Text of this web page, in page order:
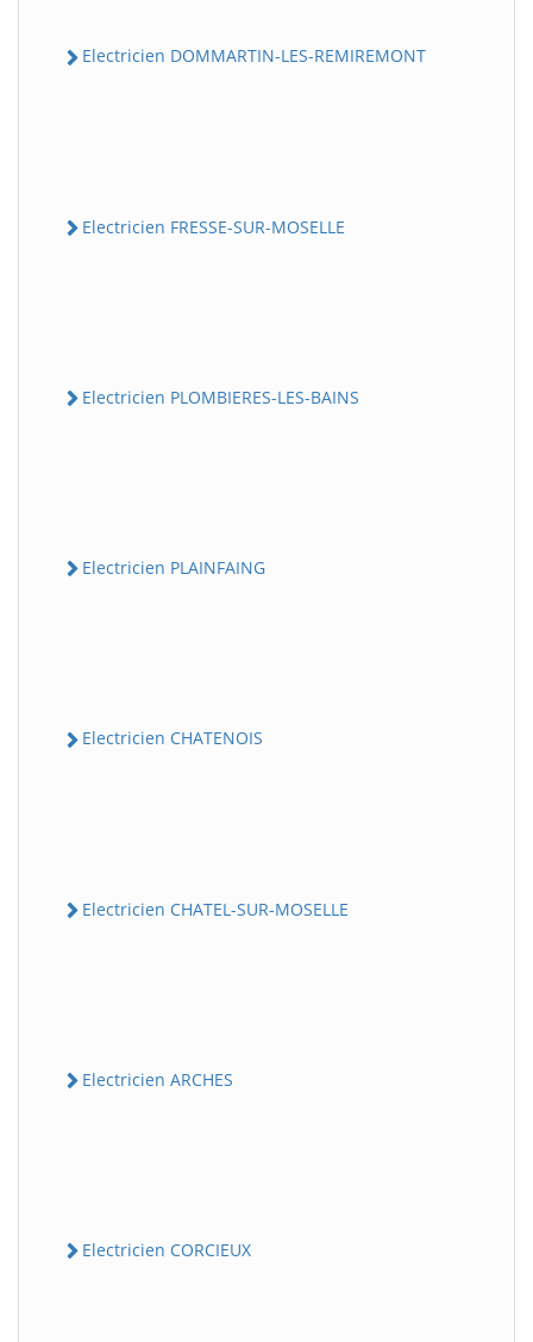
Electricien DOMMARTIN-LES-REMIREMONT
Electricien FRESSE-SUR-MOSELLE
Electricien PLOMBIERES-LES-BAINS
Electricien PLAINFAING
Electricien CHATENOIS
Electricien CHATEL-SUR-MOSELLE
Electricien ARCHES
Electricien CORCIEUX